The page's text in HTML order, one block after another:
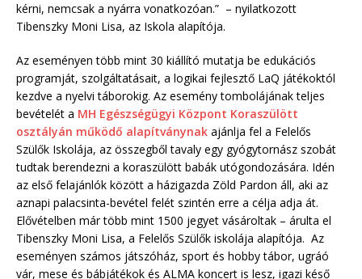
kérni, nemcsak a nyárra vonatkozóan.” – nyilatkozott
Tibenszky Moni Lisa, az Iskola alapítója.
Az eseményen több mint 30 kiállító mutatja be edukációs
programját, szolgáltatásait, a logikai fejlesztő LaQ játékoktól
kezdve a nyelvi táborokig. Az esemény tombolájának teljes
bevételét a MH Egészségügyi Központ Koraszülött
osztályán működő alapítványnak ajánlja fel a Felelős
Szülők Iskolája, az összegből tavaly egy gyógytornász szobát
tudtak berendezni a koraszülött babák utógondozására. Idén
az első felajánlók között a házigazda Zöld Pardon áll, aki az
aznapi palacsinta-bevétel felét szintén erre a célja adja át.
Elővételben már több mint 1500 jegyet vásároltak – árulta el
Tibenszky Moni Lisa, a Felelős Szülők iskolája alapítója. Az
eseményen számos játszóház, sport és hobby tábor, ugráó
vár, mese és bábjátékok és ALMA koncert is lesz, igazi késő